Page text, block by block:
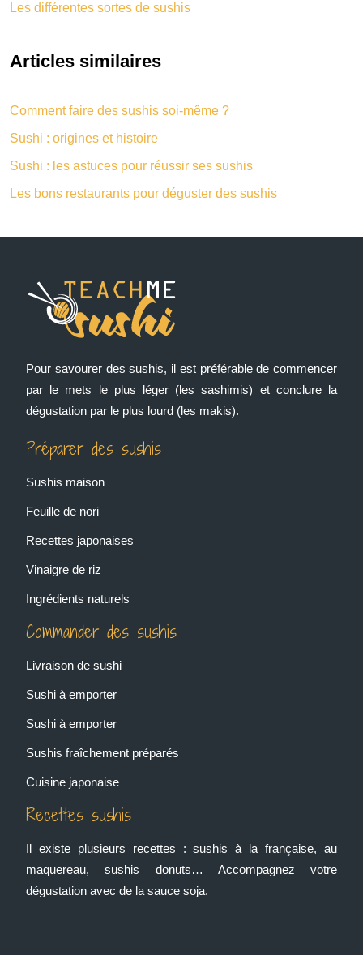
Les différentes sortes de sushis
Articles similaires
Comment faire des sushis soi-même ?
Sushi : origines et histoire
Sushi : les astuces pour réussir ses sushis
Les bons restaurants pour déguster des sushis
Pour savourer des sushis, il est préférable de commencer
par le mets le plus léger (les sashimis) et conclure la
dégustation par le plus lourd (les makis).
Préparer des sushis
Sushis maison
Feuille de nori
Recettes japonaises
Vinaigre de riz
Ingrédients naturels
Commander des sushis
Livraison de sushi
Sushi à emporter
Sushi à emporter
Sushis fraîchement préparés
Cuisine japonaise
Recettes sushis
Il existe plusieurs recettes : sushis à la française, au
maquereau, sushis donuts… Accompagnez votre
dégustation avec de la sauce soja.